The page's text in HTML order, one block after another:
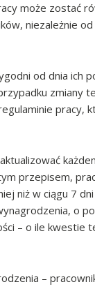
może zostać
niezależnie
od dnia ich
zmiany
pracy,
przepisem,
niż w ciągu 7
o
– o ile kwestie
–